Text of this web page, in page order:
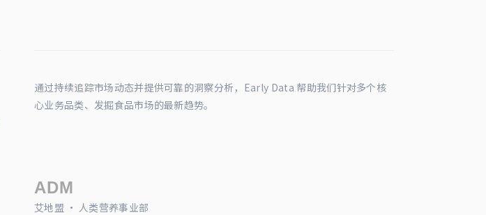
通过持续追踪市场动态并提供可靠的洞察分析，Early Data 帮助我们针对多个核
心业务品类、发掘食品市场的最新趋势。
艾地盟 · 人类营养事业部